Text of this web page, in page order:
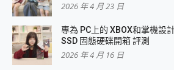
2026 年 4 月 23 日
專為 PC上的 XBOX和掌機設
SSD 固態硬碟開箱 評測
2026 年 4 月 16 日